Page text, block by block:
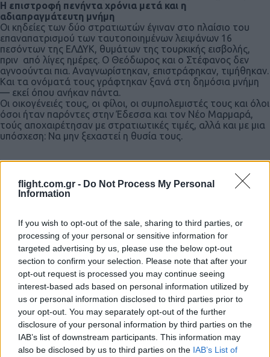
flight.com.gr - Do Not Process My Personal
Information
If you wish to opt-out of the sale, sharing to third parties, or
processing of your personal or sensitive information for
targeted advertising by us, please use the below opt-out
section to confirm your selection. Please note that after your
opt-out request is processed you may continue seeing
interest-based ads based on personal information utilized by
us or personal information disclosed to third parties prior to
your opt-out. You may separately opt-out of the further
disclosure of your personal information by third parties on the
IAB’s list of downstream participants. This information may
also be disclosed by us to third parties on the IAB’s List of
Η επιστροφή πενήντα χρόνια μετά και η
αδιαπραγμάτευτη μνήμη
Οι κηδείες των δύο στρατιωτών έγιναν στο πλαίσιο του
επαναπατρισμού των ταυτοποιημένων λειψάνων 16
πεσόντων της ΕΛΔΥΚ, θυμάτων της τουρκικής εισβολής,
πριν από λίγες ημέρες. Ο Θεόδωρος και ο Στέφανος δεν
αγνοούνται πια. Αναγνωρίστηκαν, επιστράφηκαν, τιμήθηκαν.
Και τα ονόματά τους γράφτηκαν ξανά στη δημόσια μνήμη
— εκεί όπου ανήκαν πάντα.
Οι οικογένειές τους, οι φίλοι, οι συμπολεμιστές τους και όλοι
όσοι ήταν παρόντες στην Έδεσσα και τον Νέο Μαρμαρά,
τούς αποχαιρέτησαν με στρατιωτικές τιμές, αλλά και με μια
υπόσχεση: Να μην ξεχαστεί η θυσία τους.
Ακολουθήστε τοΠΤΗΣΗ στοGoogle News
και μάθετε πρώτοι όλες τις ειδήσεις.
Τα άρθρα που δημοσιεύονται στο flight.com.gr εκφράζουν
τους συντάκτες τους κι όχι απαραίτητα τον ιστότοπο.
Απαγορεύεται η αναδημοσίευση χωρίς γραπτή έγκριση. Σε
αντίθετη περίπτωση θα λαμβάνονται νομικά μέτρα. Ο
ιστότοπος διατηρεί το δικαίωμα ελέγχου των σχολίων, τα
οποία εκφράζουν μόνο το συγγραφέα τους.